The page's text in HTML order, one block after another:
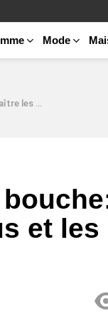
Mode
à prendre
et